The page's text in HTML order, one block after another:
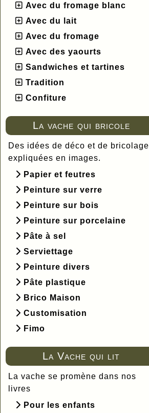
Avec du fromage blanc
Avec du lait
Avec du fromage
Avec des yaourts
Sandwiches et tartines
Tradition
Confiture
La vache qui bricole
Des idées de déco et de bricolage
expliquées en images.
Papier et feutres
Peinture sur verre
Peinture sur bois
Peinture sur porcelaine
Pâte à sel
Serviettage
Peinture divers
Pâte plastique
Brico Maison
Customisation
Fimo
La Vache qui lit
La vache se promène dans nos
livres
Pour les enfants